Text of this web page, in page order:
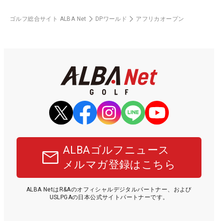
ゴルフ総合サイト ALBA Net DPワールド アフリカオープン
ALBAゴルフニュース
メルマガ登録はこちら
ALBA NetはR&Aのオフィシャルデジタルパートナー、および
USLPGAの日本公式サイトパートナーです。